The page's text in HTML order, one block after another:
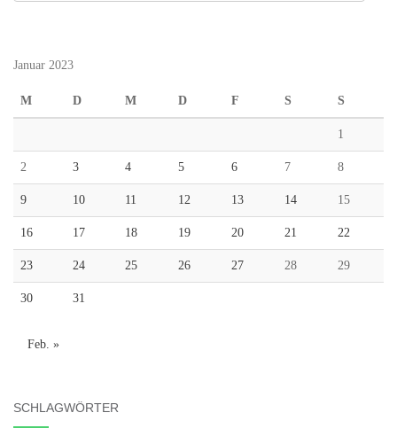
Januar 2023
M D M D F S S
1
2 3 4 5 6 7 8
9 10 11 12 13 14 15
16 17 18 19 20 21 22
23 24 25 26 27 28 29
30 31
Feb. »
SCHLAGWÖRTER